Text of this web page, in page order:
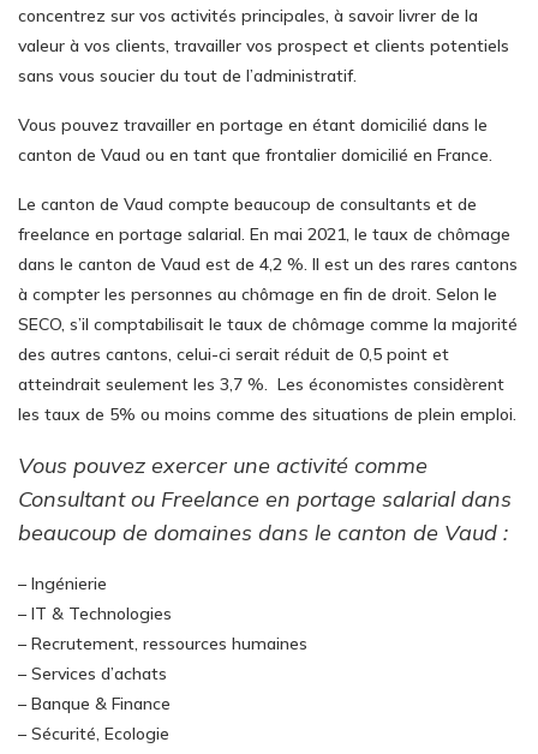
concentrez sur vos activités principales, à savoir livrer de la
valeur à vos clients, travailler vos prospect et clients potentiels
sans vous soucier du tout de l’administratif.
Vous pouvez travailler en portage en étant domicilié dans le
canton de Vaud ou en tant que frontalier domicilié en France.
Le canton de Vaud compte beaucoup de consultants et de
freelance en portage salarial. En mai 2021, le taux de chômage
dans le canton de Vaud est de 4,2 %. Il est un des rares cantons
à compter les personnes au chômage en fin de droit. Selon le
SECO, s’il comptabilisait le taux de chômage comme la majorité
des autres cantons, celui-ci serait réduit de 0,5 point et
atteindrait seulement les 3,7 %. Les économistes considèrent
les taux de 5% ou moins comme des situations de plein emploi.
Vous pouvez exercer une activité comme
Consultant ou Freelance en portage salarial dans
beaucoup de domaines dans le canton de Vaud :
– Ingénierie
– IT & Technologies
– Recrutement, ressources humaines
– Services d’achats
– Banque & Finance
– Sécurité, Ecologie